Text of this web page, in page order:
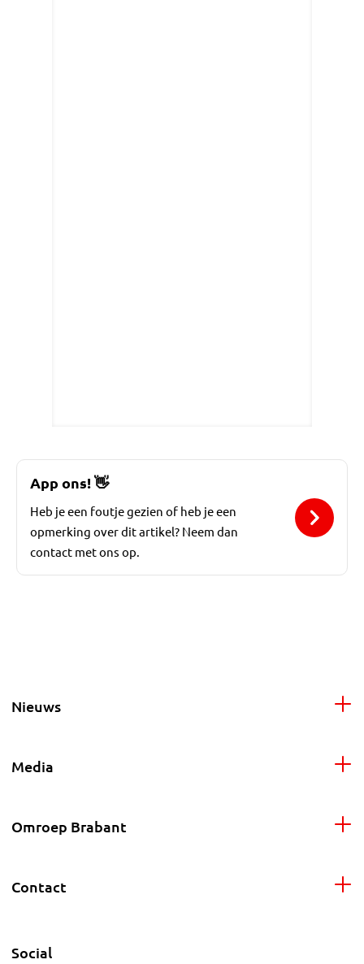
App ons!👋
Heb je een foutje gezien of heb je een
opmerking over dit artikel? Neem dan
contact met ons op.
Nieuws
Media
Omroep Brabant
Contact
Social